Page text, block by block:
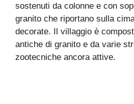
sostenuti da colonne e con
granito che riportano sulla
decorate. Il villaggio è
antiche di granito e da varie
zootecniche ancora attive.